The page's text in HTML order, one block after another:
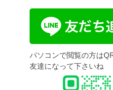
パソコンで閲覧の方は
友達になって下さいね